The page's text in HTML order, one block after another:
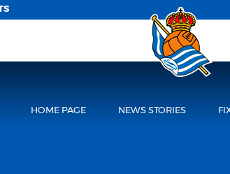
HOME PAGE NEWS STORIES